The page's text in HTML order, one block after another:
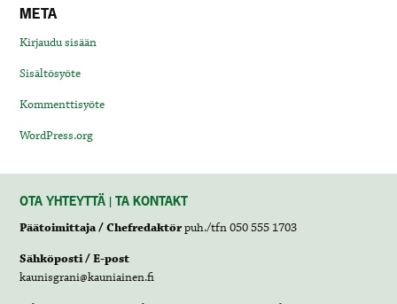
META
Kirjaudu sisään
Sisältösyöte
Kommenttisyöte
WordPress.org
OTA YHTEYTTÄ | TA KONTAKT
Päätoimittaja / Chefredaktörpuh./tfn 050 555 1703
Sähköposti / E-post
kaunisgrani@kauniainen.fi